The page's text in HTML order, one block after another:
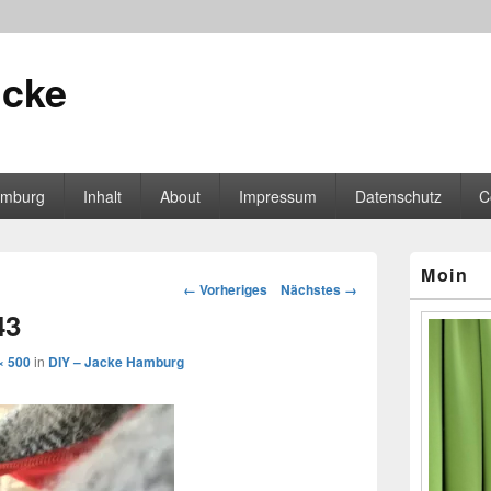
Inhalt About Impressum Datenschutz
Bilder-
← Vorheriges Nächstes →
500in DIY – Jacke Hamburg
Seitenleisten-
Moin